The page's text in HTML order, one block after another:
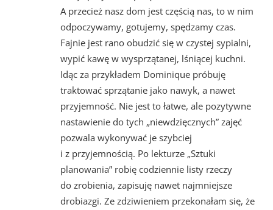
A przecież nasz dom jest częścią nas, to w nim
odpoczywamy, gotujemy, spędzamy czas.
Fajnie jest rano obudzić się w czystej sypialni,
wypić kawę w wysprzątanej, lśniącej kuchni.
Idąc za przykładem Dominique próbuję
traktować sprzątanie jako nawyk, a nawet
przyjemność. Nie jest to łatwe, ale pozytywne
nastawienie do tych „niewdzięcznych” zajęć
pozwala wykonywać je szybciej
i z przyjemnością. Po lekturze „Sztuki
planowania” robię codziennie listy rzeczy
do zrobienia, zapisuję nawet najmniejsze
drobiazgi. Ze zdziwieniem przekonałam się, że